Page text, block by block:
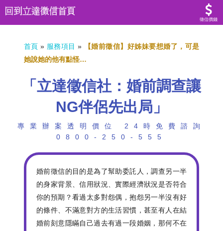
徵信價錢
首頁 » 服務項目 »
【婚前徵信】好姊妹要想婚了，可是
她說她的他有點怪…
「立達徵信社：婚前調查讓
NG伴侶先出局」
專業辦案透明價位 24時免費諮詢
0800-250-555
婚前徵信的目的是為了幫助委託人，調查另一半
的身家背景、信用狀況、實際經濟狀況是否符合
你的預期？看過太多對怨偶，抱怨另一半沒有好
的條件、不滿意對方的生活習慣，甚至有人在結
婚前刻意隱瞞自己過去有過一段婚姻，那何不在